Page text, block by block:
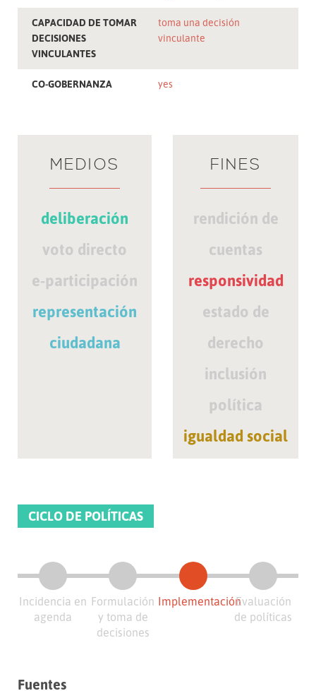
CAPACIDAD DE TOMAR
DECISIONES
VINCULANTES
toma una decisión
vinculante
CO-GOBERNANZA yes
MEDIOS
deliberación
voto directo
e-participación
representación
ciudadana
FINES
rendición de
cuentas
responsividad
estado de
derecho
inclusión
política
igualdad social
CICLO DE POLÍTICAS
Incidencia en
agenda
Formulación
y toma de
decisiones
ImplementaciónEvaluación
de políticas
Fuentes